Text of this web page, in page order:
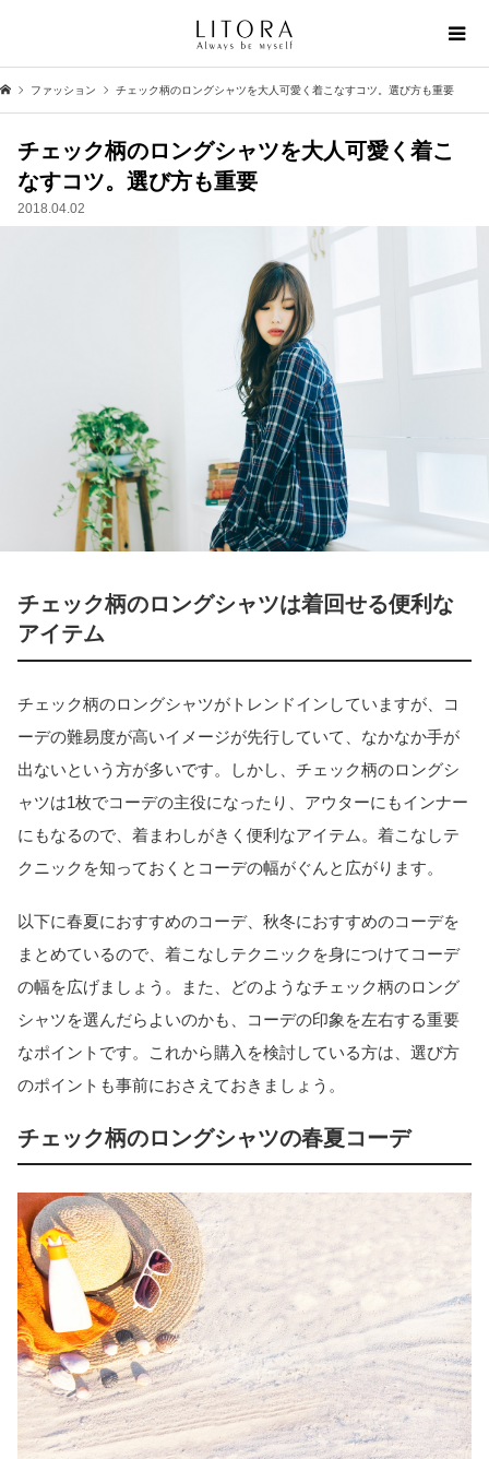
ファッション チェック柄のロングシャツを大人可愛く着こなすコツ。選び方も重要
チェック柄のロングシャツを大人可愛く着こ
なすコツ。選び方も重要
2018.04.02
チェック柄のロングシャツは着回せる便利な
アイテム
チェック柄のロングシャツがトレンドインしていますが、コ
ーデの難易度が高いイメージが先行していて、なかなか手が
出ないという方が多いです。しかし、チェック柄のロングシ
ャツは1枚でコーデの主役になったり、アウターにもインナー
にもなるので、着まわしがきく便利なアイテム。着こなしテ
クニックを知っておくとコーデの幅がぐんと広がります。
以下に春夏におすすめのコーデ、秋冬におすすめのコーデを
まとめているので、着こなしテクニックを身につけてコーデ
の幅を広げましょう。また、どのようなチェック柄のロング
シャツを選んだらよいのかも、コーデの印象を左右する重要
なポイントです。これから購入を検討している方は、選び方
のポイントも事前におさえておきましょう。
チェック柄のロングシャツの春夏コーデ